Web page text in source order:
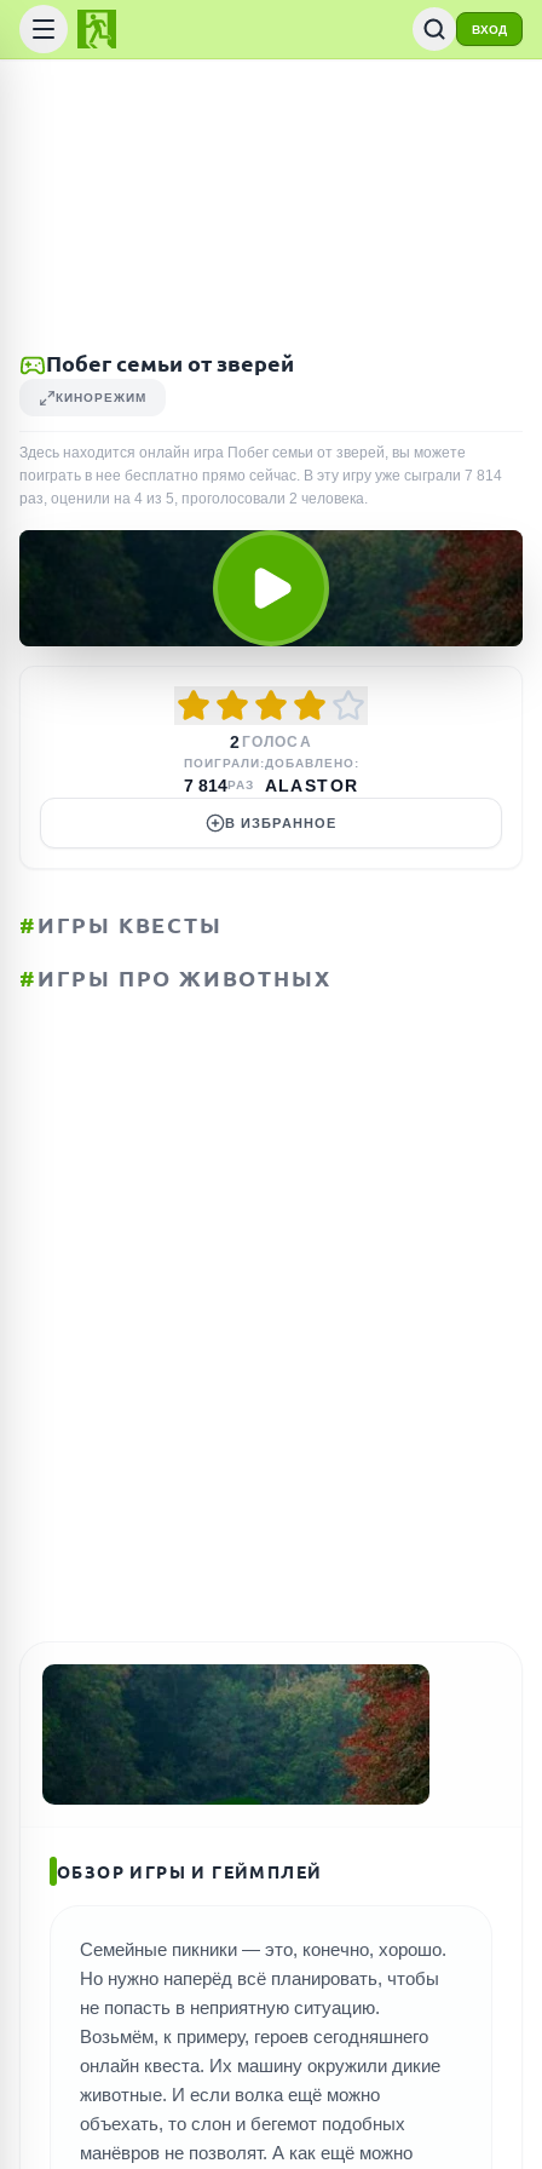
ВХОД
Побег семьи от зверей
КИНОРЕЖИМ
Здесь находится онлайн игра Побег семьи от зверей, вы можете
поиграть в нее бесплатно прямо сейчас. В эту игру уже сыграли 7 814
раз, оценили на 4 из 5, проголосовали 2 человека.
2 ГОЛОСА
ПОИГРАЛИ:
7 814РАЗ
ДОБАВЛЕНО:
ALASTOR
В ИЗБРАННОЕ
#ИГРЫ КВЕСТЫ
#ИГРЫ ПРО ЖИВОТНЫХ
ОБЗОР ИГРЫ И ГЕЙМПЛЕЙ
Семейные пикники — это, конечно, хорошо.
Но нужно наперёд всё планировать, чтобы
не попасть в неприятную ситуацию.
Возьмём, к примеру, героев сегодняшнего
онлайн квеста. Их машину окружили дикие
животные. И если волка ещё можно
объехать, то слон и бегемот подобных
манёвров не позволят. А как ещё можно